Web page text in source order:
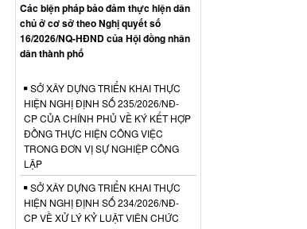
Các biện pháp bảo đảm thực hiện dân
chủ ở cơ sở theo Nghị quyết số
16/2026/NQ-HĐND của Hội đồng nhân
dân thành phố
SỞ XÂY DỰNG TRIỂN KHAI THỰC
HIỆN NGHỊ ĐỊNH SỐ 235/2026/NĐ-
CP CỦA CHÍNH PHỦ VỀ KÝ KẾT HỢP
ĐỒNG THỰC HIỆN CÔNG VIỆC
TRONG ĐƠN VỊ SỰ NGHIỆP CÔNG
LẬP
SỞ XÂY DỰNG TRIỂN KHAI THỰC
HIỆN NGHỊ ĐỊNH SỐ 234/2026/NĐ-
CP VỀ XỬ LÝ KỶ LUẬT VIÊN CHỨC